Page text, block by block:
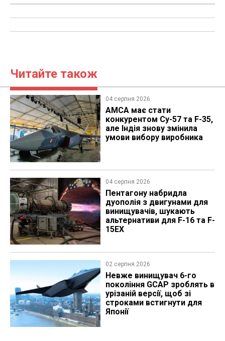
Читайте також
04 серпня 2026
AMCA має стати
конкурентом Су-57 та F-35,
але Індія знову змінила
умови вибору виробника
04 серпня 2026
Пентагону набридла
дуополія з двигунами для
винищувачів, шукають
альтернативи для F-16 та F-
15EX
02 серпня 2026
Невже винищувач 6-го
покоління GCAP зроблять в
урізаній версії, щоб зі
строками встигнути для
Японії